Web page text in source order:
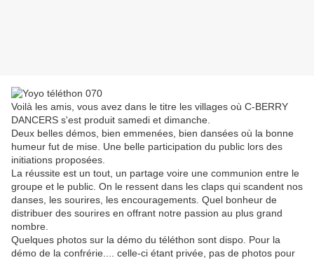
Voilà les amis, vous avez dans le titre les villages où C-BERRY
DANCERS s'est produit samedi et dimanche.
Deux belles démos, bien emmenées, bien dansées où la bonne
humeur fut de mise. Une belle participation du public lors des
initiations proposées.
La réussite est un tout, un partage voire une communion entre le
groupe et le public. On le ressent dans les claps qui scandent nos
danses, les sourires, les encouragements. Quel bonheur de
distribuer des sourires en offrant notre passion au plus grand
nombre.
Quelques photos sur la démo du téléthon sont dispo. Pour la
démo de la confrérie.... celle-ci étant privée, pas de photos pour